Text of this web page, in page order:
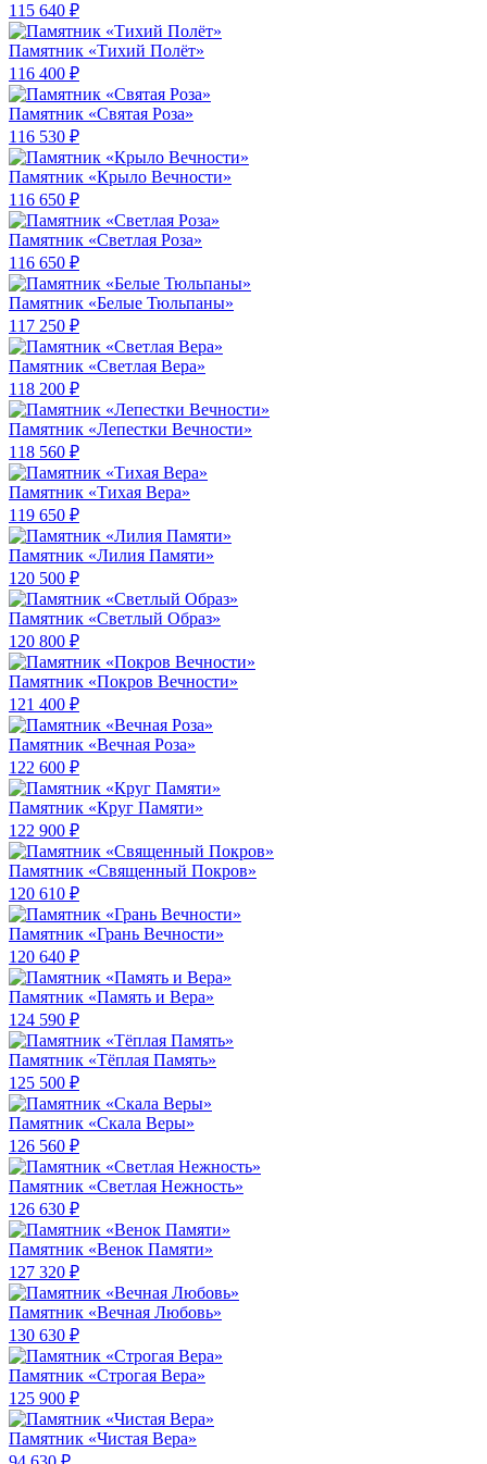
115 640 ₽
Памятник «Тихий Полёт»
116 400 ₽
Памятник «Святая Роза»
116 530 ₽
Памятник «Крыло Вечности»
116 650 ₽
Памятник «Светлая Роза»
116 650 ₽
Памятник «Белые Тюльпаны»
117 250 ₽
Памятник «Светлая Вера»
118 200 ₽
Памятник «Лепестки Вечности»
118 560 ₽
Памятник «Тихая Вера»
119 650 ₽
Памятник «Лилия Памяти»
120 500 ₽
Памятник «Светлый Образ»
120 800 ₽
Памятник «Покров Вечности»
121 400 ₽
Памятник «Вечная Роза»
122 600 ₽
Памятник «Круг Памяти»
122 900 ₽
Памятник «Священный Покров»
120 610 ₽
Памятник «Грань Вечности»
120 640 ₽
Памятник «Память и Вера»
124 590 ₽
Памятник «Тёплая Память»
125 500 ₽
Памятник «Скала Веры»
126 560 ₽
Памятник «Светлая Нежность»
126 630 ₽
Памятник «Венок Памяти»
127 320 ₽
Памятник «Вечная Любовь»
130 630 ₽
Памятник «Строгая Вера»
125 900 ₽
Памятник «Чистая Вера»